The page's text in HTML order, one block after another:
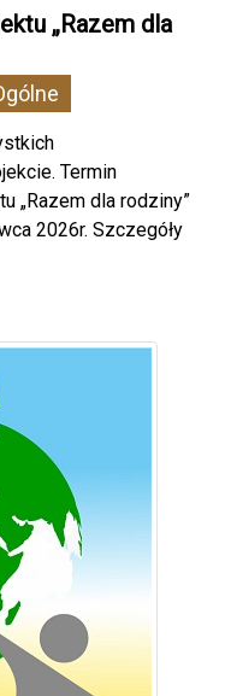
„Razem dla
Termin
„Razem dla rodziny”
2026r. Szczegóły